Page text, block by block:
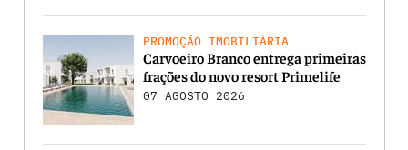
PROMOÇÃO IMOBILIÁRIA
Carvoeiro Branco entrega primeiras
frações do novo resort Primelife
07 AGOSTO 2026